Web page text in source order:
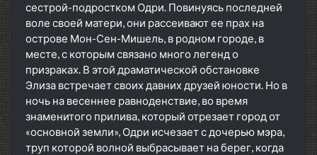
сестрой-подростком Одри. Повинуясь последней
воле своей матери, они рассеивают ее прах на
острове Мон-Сен-Мишель, в родном городе, в
месте, с которым связано много легенд о
призраках. В этой драматической обстановке
Элиза встречает своих давних друзей юности. Но в
ночь на весеннее равноденствие, во время
знаменитого прилива, который отрезает город от
«основной земли», Одри исчезает с дочерью мэра,
труп которой волной выбрасывает на берег, когда